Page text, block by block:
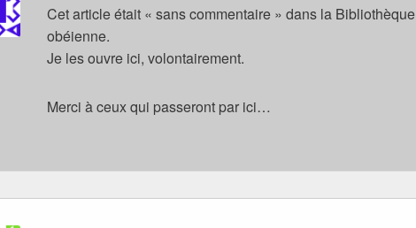
Cet article était « sans commentaire » dans la Bibliothèque
obéienne.
Je les ouvre ici, volontairement.
Merci à ceux qui passeront par ici…